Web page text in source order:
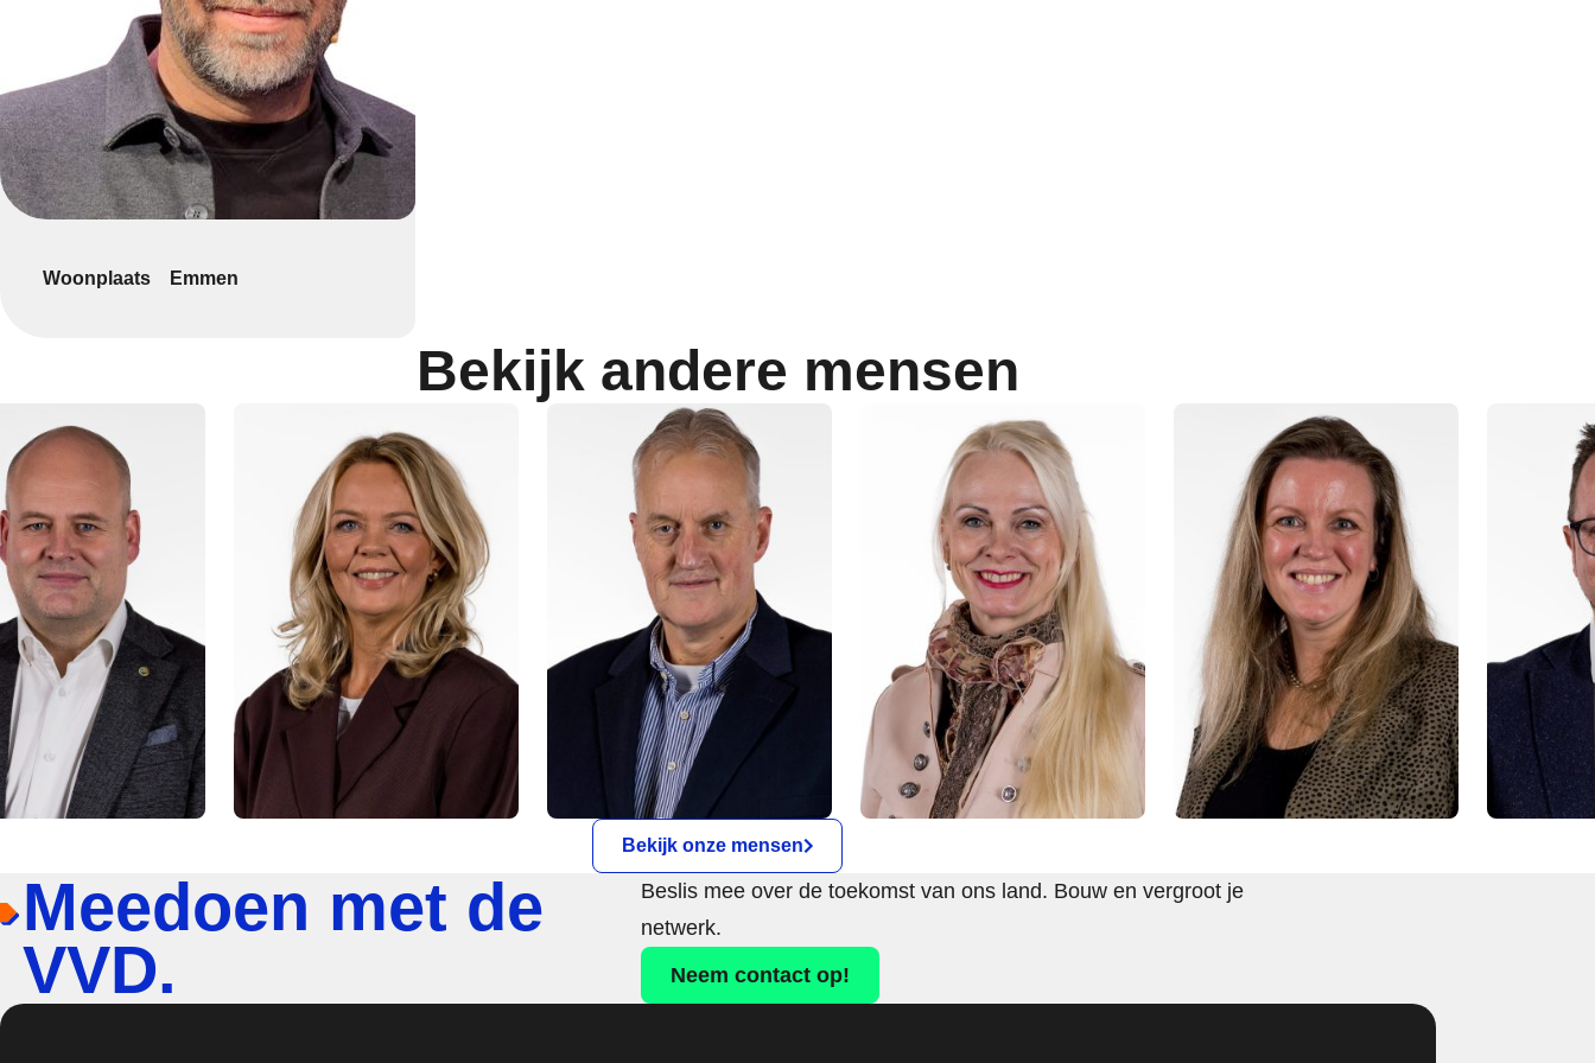
Woonplaats Emmen
Bekijk andere mensen
Bekijk onze mensen
Meedoen met de
VVD.
Beslis mee over de toekomst van ons land. Bouw en vergroot je
netwerk.
Neem contact op!